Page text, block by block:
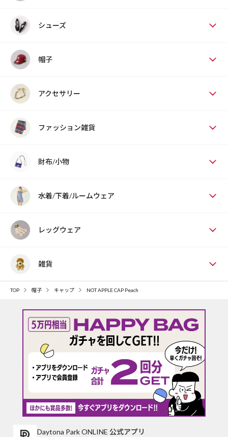
シューズ
帽子
アクセサリー
ファッション雑貨
財布/小物
水着/下着/ルームウェア
レッグウェア
雑貨
TOP 帽子 キャップ NOT APPLE CAP Peach
Daytona Park ONLINE 公式アプリ